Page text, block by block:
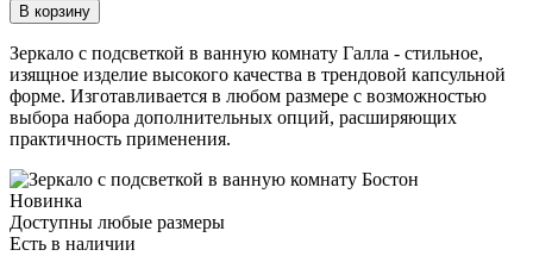
В корзину
Зеркало с подсветкой в ванную комнату Галла - стильное,
изящное изделие высокого качества в трендовой капсульной
форме. Изготавливается в любом размере с возможностью
выбора набора дополнительных опций, расширяющих
практичность применения.
Новинка
Доступны любые размеры
Есть в наличии